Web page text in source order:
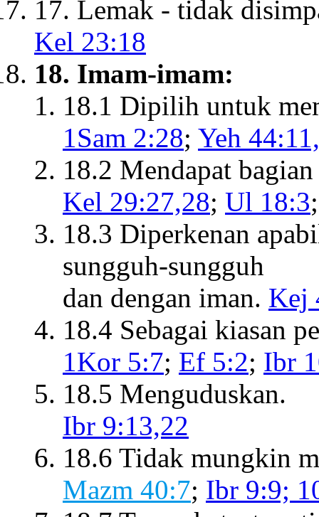
17. Lemak - tidak
Kel 23:18
18. Imam-imam:
18.1 Dipilih untuk
1Sam 2:28; Yeh
18.2 Mendapat
Kel 29:27,28; Ul 18:3
18.3 Diperkenan
sungguh-sungguh
dan dengan iman. Kej
18.4 Sebagai kiasan
1Kor 5:7; Ef 5:2; Ibr
18.5 Menguduskan.
Ibr 9:13,22
18.6 Tidak mungkin
Mazm 40:7; Ibr 9:9;